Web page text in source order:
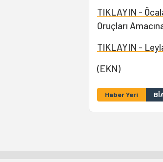
TIKLAYIN -
Oruçları
TIKLAYIN -
(EKN)
Haber Yeri